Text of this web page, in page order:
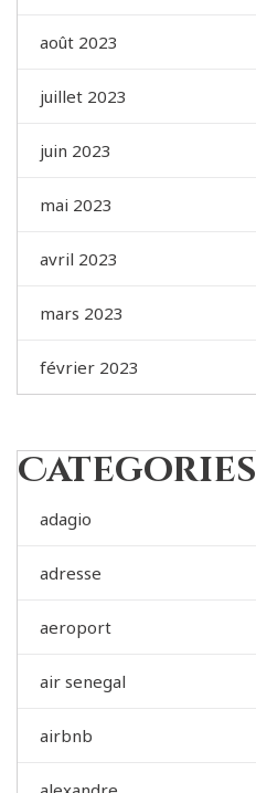
août 2023
juillet 2023
juin 2023
mai 2023
avril 2023
mars 2023
février 2023
Categories
adagio
adresse
aeroport
air senegal
airbnb